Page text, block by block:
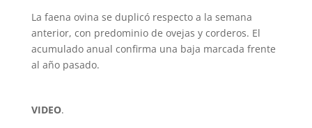
La faena ovina se duplicó respecto a la semana
anterior, con predominio de ovejas y corderos. El
acumulado anual confirma una baja marcada frente
al año pasado.
VIDEO.